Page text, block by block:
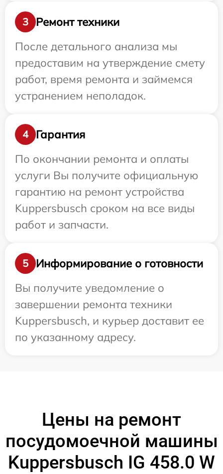
3
Ремонт техники
После детального анализа мы
предоставим на утверждение смету
работ, время ремонта и займемся
устранением неполадок.
4
Гарантия
По окончании ремонта и оплаты
услуги Вы получите официальную
гарантию на ремонт устройства
Kuppersbusch сроком на все виды
работ и запчасти.
5
Информирование о готовности
Вы получите уведомление о
завершении ремонта техники
Kuppersbusch, и курьер доставит ее
по указанному адресу.
Цены на ремонт
посудомоечной машины
Kuppersbusch IG 458.0 W